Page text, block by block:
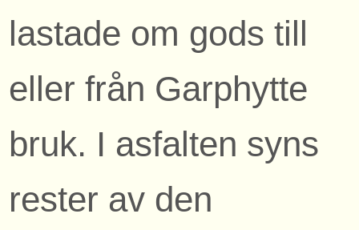
lastade om gods till
eller från Garphytte
bruk. I asfalten syns
rester av den